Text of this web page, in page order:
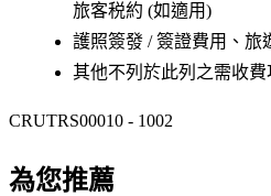
旅客税約 (如適用)
護照簽發 / 簽證費用、旅
其他不列於此列之需收費
CRUTRS00010 - 1002
為您推薦